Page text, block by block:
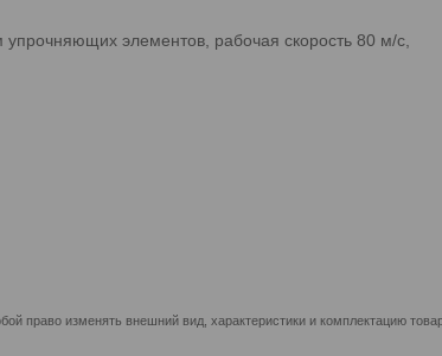
элементов, рабочая скорость 80 м/с,
право изменять внешний вид, характеристики и комплектацию